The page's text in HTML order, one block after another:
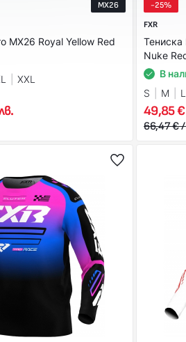
MX26
MX26 Royal Yellow Red
XXL
-25%
FXR
Тениска
Nuke
В
S
M L
49,85 €
66,47 € /